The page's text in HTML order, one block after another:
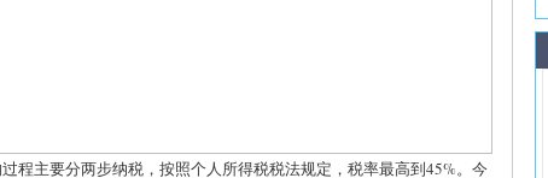
程主要分两步纳税，按照个人所得税税法规定，税率最高到45%。今